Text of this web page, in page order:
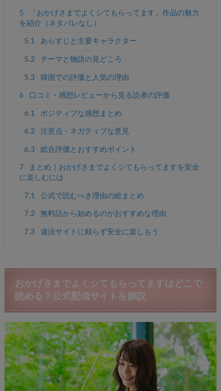
5
「おかげさまでよくシてもらってます」作品の魅力
を紹介（ネタバレなし）
5.1 あらすじと主要キャラクター
5.2 テーマと物語の見どころ
5.3 韓国での評価と人気の理由
6 口コミ・感想レビューから見る読者の評価
6.1 ポジティブな感想まとめ
6.2 注意点・ネガティブな意見
6.3 総合評価とおすすめポイント
7
まとめ｜おかげさまでよくシてもらってますを安全
に楽しむには
7.1 公式で読むべき理由の総まとめ
7.2 無料話から始めるのがおすすめな理由
7.3 違法サイトに頼らず安全に楽しもう
おかげさまでよくシてもらってますはどこで
読める？公式配信サイトを解説